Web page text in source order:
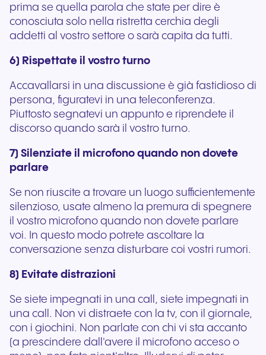
prima se quella parola che state per dire è
conosciuta solo nella ristretta cerchia degli
addetti al vostro settore o sarà capita da tutti.
6) Rispettate il vostro turno
Accavallarsi in una discussione è già fastidioso di
persona, figuratevi in una teleconferenza.
Piuttosto segnatevi un appunto e riprendete il
discorso quando sarà il vostro turno.
7) Silenziate il microfono quando non dovete
parlare
Se non riuscite a trovare un luogo sufficientemente
silenzioso, usate almeno la premura di spegnere
il vostro microfono quando non dovete parlare
voi. In questo modo potrete ascoltare la
conversazione senza disturbare coi vostri rumori.
8) Evitate distrazioni
Se siete impegnati in una call, siete impegnati in
una call. Non vi distraete con la tv, con il giornale,
con i giochini. Non parlate con chi vi sta accanto
(a prescindere dall'avere il microfono acceso o